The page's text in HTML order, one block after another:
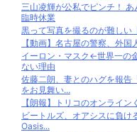
三山凌輝が公私でピンチ！
臨時休業
黒って写真を撮るのが難しい
【動画】名古屋の警察、外
イーロン・マスク←世界一の
ない理由
佐藤二朗、妻とのハグを報告
をお見舞い...
【朗報】トリコのオンライン
ビートルズ、オアシスに負
Oasis...